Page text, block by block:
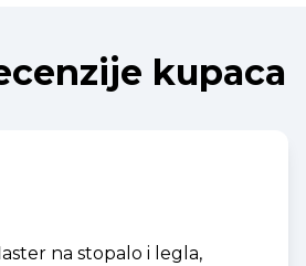
kupaca
na stopalo i legla,